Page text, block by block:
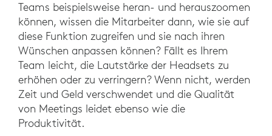
Teams beispielsweise heran- und herauszoomen
können, wissen die Mitarbeiter dann, wie sie auf
diese Funktion zugreifen und sie nach ihren
Wünschen anpassen können? Fällt es Ihrem
Team leicht, die Lautstärke der Headsets zu
erhöhen oder zu verringern? Wenn nicht, werden
Zeit und Geld verschwendet und die Qualität
von Meetings leidet ebenso wie die
Produktivität.